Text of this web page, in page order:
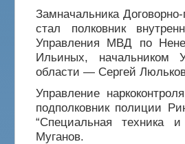
Замначальника
стал полковник
Управления МВД по
Ильиных, начальником
области — Сергей
Управление
подполковник полиции
“Специальная
Муганов.